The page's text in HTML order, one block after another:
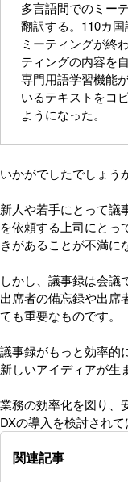
多言語間でのミー
翻訳する。110カ国
ミーティングが終
ティングの内容を
専門用語学習機能
いるテキストをコ
ようになった。
いかがでしたでしょう
新人や若手にとって議
を依頼する上司にとっ
きがあることが不満に
しかし、議事録は会議
出席者の備忘録や出席
ても重要なものです。
議事録がもっと効率的
新しいアイディアが生
業務の効率化を図り、
DXの導入を検討されて
関連記事